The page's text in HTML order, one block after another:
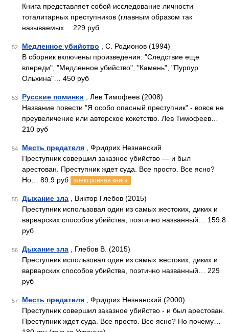
Книга представляет собой исследование личности
тоталитарных преступников (главным образом так
называемых… 229 руб
52 Медленное убийство , С. Родионов (1994)
В сборник включены произведения: "Следствие еще
впереди", "Медленное убийство", "Камень", "Пурпур
Ольхина"… 450 руб
53 Русские поминки , Лев Тимофеев (2008)
Название повести "Я особо опасный преступник" - вовсе не
преувеличение или авторское кокетство. Лев Тимофеев…
210 руб
54 Месть предателя , Фридрих Незнанский
Преступник совершил заказное убийство — и был
арестован. Преступник ждет суда. Все просто. Все ясно?
Но… 89.9 руб
электронная книга
55 Дыхание зла , Виктор Глебов (2015)
Преступник использовал один из самых жестоких, диких и
варварских способов убийства, поэтично названный… 159.8
руб
56 Дыхание зла , Глебов В. (2015)
Преступник использовал один из самых жестоких, диких и
варварских способов убийства, поэтично названный… 229
руб
57 Месть предателя , Фридрих Незнанский (2000)
Преступник совершил заказное убийство - и был арестован.
Преступник ждет суда. Все просто. Все ясно? Но почему…